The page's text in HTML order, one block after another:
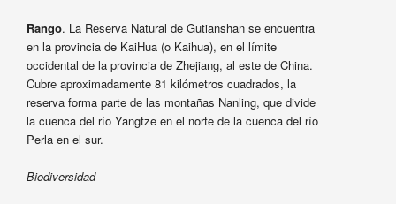
Rango. La Reserva Natural de Gutianshan se encuentra
en la provincia de KaiHua (o Kaihua), en el límite
occidental de la provincia de Zhejiang, al este de China.
Cubre aproximadamente 81 kilómetros cuadrados, la
reserva forma parte de las montañas Nanling, que divide
la cuenca del río Yangtze en el norte de la cuenca del río
Perla en el sur.
Biodiversidad